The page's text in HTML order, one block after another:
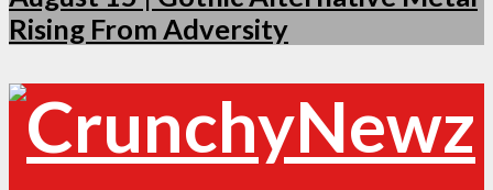
Rising From Adversity